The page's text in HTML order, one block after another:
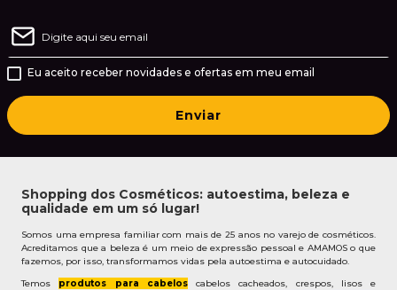
Eu aceito receber novidades e ofertas em meu email
Enviar
Shopping dos Cosméticos: autoestima, beleza e
qualidade em um só lugar!
Somos uma empresa familiar com mais de 25 anos no varejo de cosméticos.
Acreditamos que a beleza é um meio de expressão pessoal e AMAMOS o que
fazemos, por isso, transformamos vidas pela autoestima e autocuidado.
Temos produtos para cabeloscabelos cacheados, crespos, lisos e